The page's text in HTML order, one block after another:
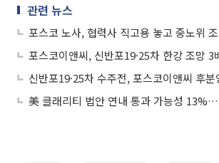
관련 뉴스
포스코 노사, 협력사 직고용 놓고 중노위